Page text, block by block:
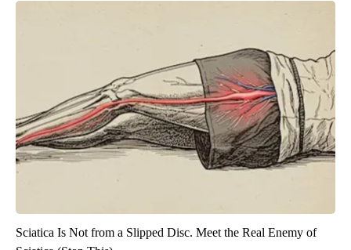
Sciatica Is Not from a Slipped Disc. Meet the Real Enemy of